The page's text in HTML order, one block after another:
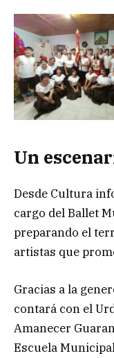
Un
Desde Cultura
cargo del Ballet
preparando el
artistas que
Gracias a la
contará con el
Amanecer
Escuela